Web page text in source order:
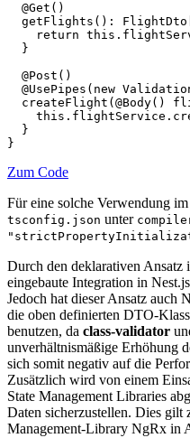
  @Get()
getFlights():
return
  }
  @Post()
@UsePipes(new
createFlight(@Body()
  }
}
Zum Code
Für eine solche Verwendung
tsconfig.json unter
Durch den deklarativen Ansatz
eingebaute Integration in
Jedoch hat dieser Ansatz auch
die oben definierten DTO-
benutzen, da class-validator
unverhältnismäßige Erhöhung
sich somit negativ auf die
Zusätzlich wird von einem
State Management Libraries
Daten sicherzustellen. Dies gilt
Management-Library NgRx in